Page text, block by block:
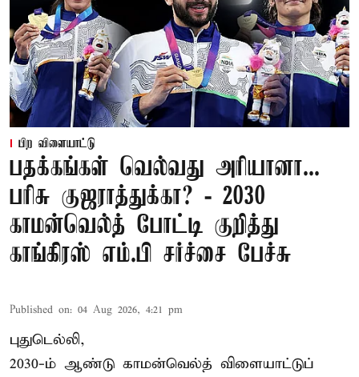
பிற விளையாட்டு
பதக்கங்கள் வெல்வது அரியானா...
பரிசு குஜராத்துக்கா? - 2030
காமன்வெல்த் போட்டி குறித்து
காங்கிரஸ் எம்.பி சர்ச்சை பேச்சு
Published on: 04 Aug 2026, 4:21 pm
புதுடெல்லி,
2030-ம் ஆண்டு காமன்வெல்த் விளையாட்டுப்